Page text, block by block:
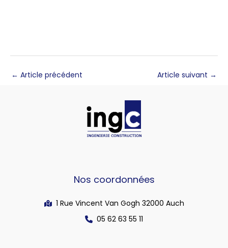
← Article précédent Article suivant →
Nos coordonnées
1 Rue Vincent Van Gogh 32000 Auch
05 62 63 55 11